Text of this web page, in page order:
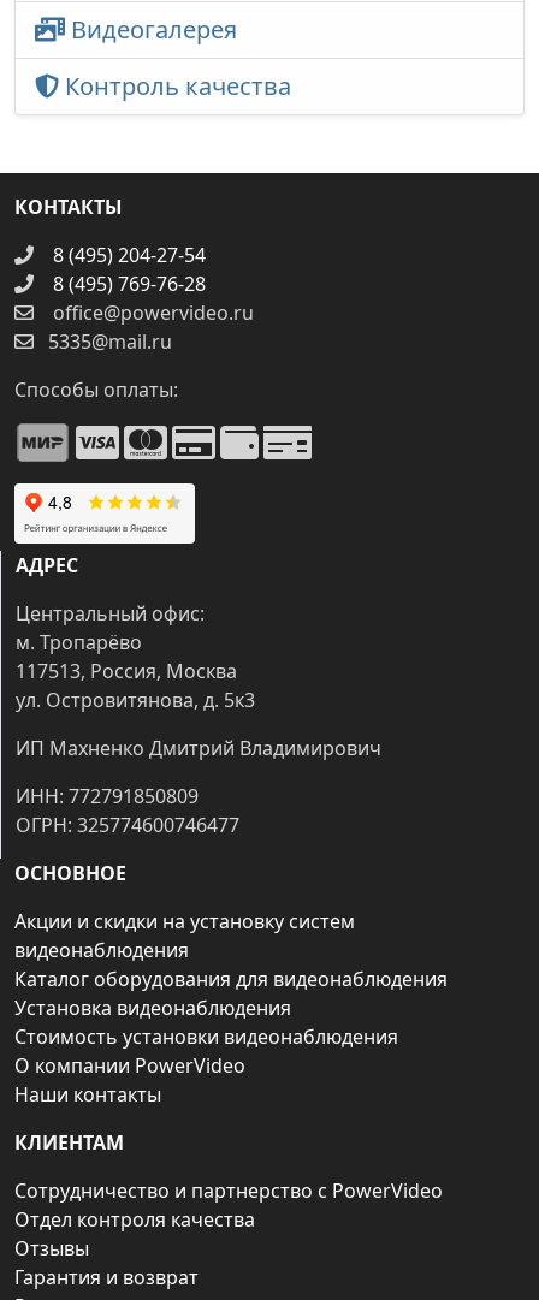
Видеогалерея
Контроль качества
КОНТАКТЫ
8 (495) 204-27-54
8 (495) 769-76-28
office@powervideo.ru
5335@mail.ru
Способы оплаты:
АДРЕС
Центральный офис:
м. Тропарёво
117513, Россия, Москва
ул. Островитянова, д. 5к3
ИП Махненко Дмитрий Владимирович
ИНН: 772791850809
ОГРН: 325774600746477
ОСНОВНОЕ
Акции и скидки на установку систем
видеонаблюдения
Каталог оборудования для видеонаблюдения
Установка видеонаблюдения
Стоимость установки видеонаблюдения
О компании PowerVideo
Наши контакты
КЛИЕНТАМ
Сотрудничество и партнерство с PowerVideo
Отдел контроля качества
Отзывы
Гарантия и возврат